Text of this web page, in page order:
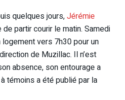
quelques jours,Jérémie
de partir courir le matin. Samedi
vers 7h30 pour un
de Muzillac. Il n’est
absence, son entourage a
témoins a été publié par la